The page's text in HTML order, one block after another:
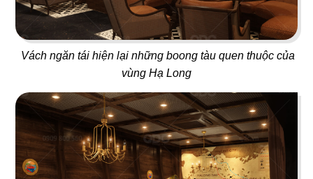
Vách ngăn tái hiện lại những boong tàu quen thuộc của
vùng Hạ Long
THE LOVER
Nhà hàng Việt
46
PASTA PARADISE
Nhà hàng Ý